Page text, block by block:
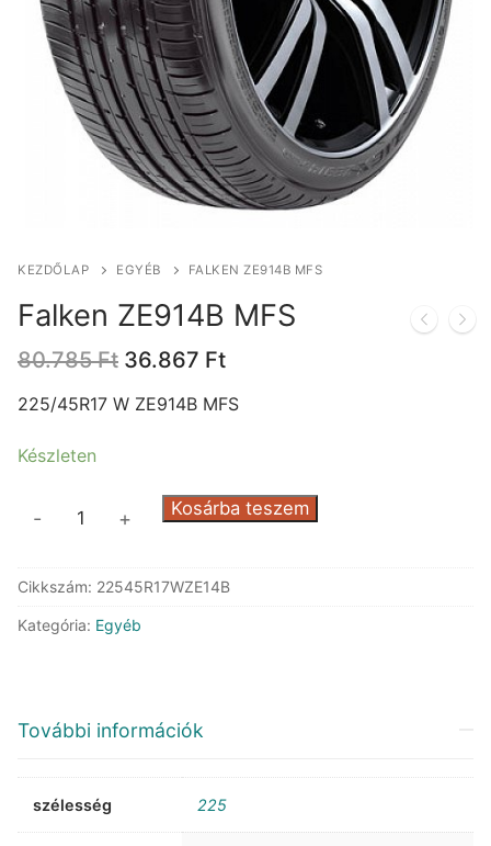
KEZDŐLAP EGYÉB FALKEN ZE914B MFS
Falken ZE914B MFS
80.785Ft Original
was:
36.867 FtCurrent
is:
225/45R17 W ZE914B MFS
Készleten
mennyiség
- + Kosárba teszem
Cikkszám: 22545R17WZE14B
Kategória: Egyéb
További információk
szélesség 225